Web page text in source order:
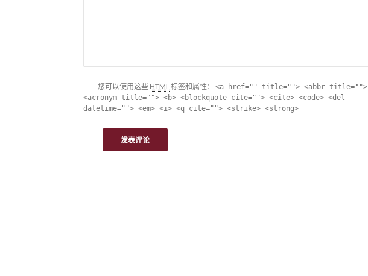
您可以使用这些 HTML 标签和属性： <a href="" title=""> <abbr title="">
<acronym title=""> <b> <blockquote cite=""> <cite> <code> <del
datetime=""> <em> <i> <q cite=""> <strike> <strong>